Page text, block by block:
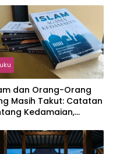
dan Orang-Orang
Masih Takut: Catatan
Kedamaian,
Pemikiran Masykuri